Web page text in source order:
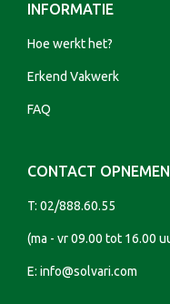
INFORMATIE
Hoe werkt het?
Erkend Vakwerk
FAQ
CONTACT OPNEMEN
T: 02/888.60.55
(ma - vr 09.00 tot 16.00
E: info@solvari.com